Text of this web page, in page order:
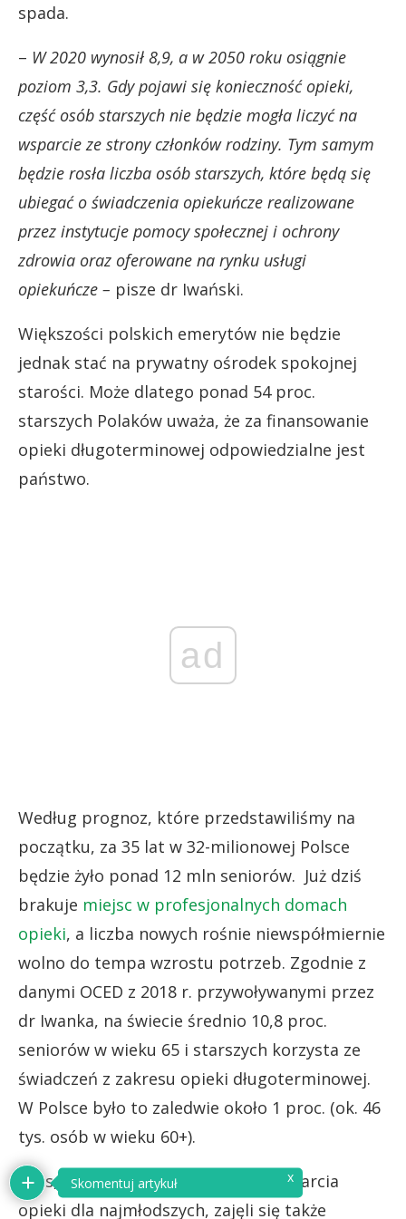
spada.
– W 2020 wynosił 8,9, a w 2050 roku osiągnie
poziom 3,3. Gdy pojawi się konieczność opieki,
część osób starszych nie będzie mogła liczyć na
wsparcie ze strony członków rodziny. Tym samym
będzie rosła liczba osób starszych, które będą się
ubiegać o świadczenia opiekuńcze realizowane
przez instytucje pomocy społecznej i ochrony
zdrowia oraz oferowane na rynku usługi
opiekuńcze – pisze dr Iwański.
Większości polskich emerytów nie będzie
jednak stać na prywatny ośrodek spokojnej
starości. Może dlatego ponad 54 proc.
starszych Polaków uważa, że za finansowanie
opieki długoterminowej odpowiedzialne jest
państwo.
ad
Według prognoz, które przedstawiliśmy na
początku, za 35 lat w 32-milionowej Polsce
będzie żyło ponad 12 mln seniorów. Już dziś
brakuje miejsc w profesjonalnych domach
opieki, a liczba nowych rośnie niewspółmiernie
wolno do tempa wzrostu potrzeb. Zgodnie z
danymi OCED z 2018 r. przywoływanymi przez
dr Iwanka, na świecie średnio 10,8 proc.
seniorów w wieku 65 i starszych korzysta ze
świadczeń z zakresu opieki długoterminowej.
W Polsce było to zaledwie około 1 proc. (ok. 46
tys. osób w wieku 60+).
Czas, by rządzący, obok planów wsparcia
opieki dla najmłodszych, zajęli się także